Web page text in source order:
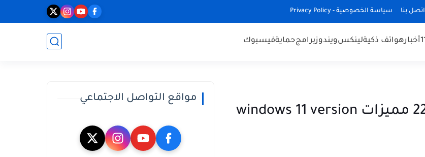
اتصل بنا سياسة الخصوصية - Privacy Policy
أخبارهواتف ذكيةلينكسويندوزبرامجحمايةفيسبوك
تحميل و تثبيت ويندوز 11 اصدار 22H2 مميزات windows 11 version
مواقع التواصل الاجتماعي